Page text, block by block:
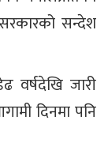
सन्देश
वर्षदेखि जारी
दिनमा पनि